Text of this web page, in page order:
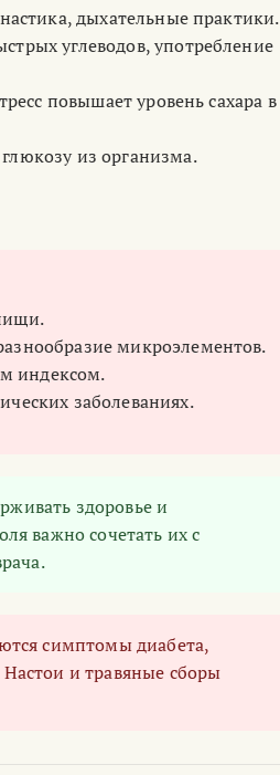
дыхательные практики.
углеводов, употребление
повышает уровень сахара в
из организма.
микроэлементов.
индексом.
заболеваниях.
здоровье и
важно сочетать их с
симптомы диабета,
и травяные сборы